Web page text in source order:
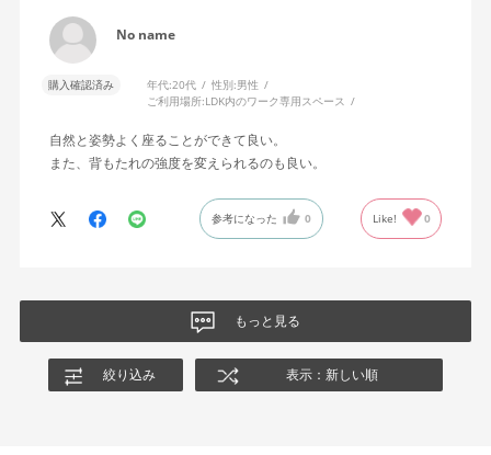
No name
購入確認済み 年代:20代 性別:男性
ご利用場所:LDK内のワーク専用スペース
自然と姿勢よく座ることができて良い。
また、背もたれの強度を変えられるのも良い。
参考になった 0 Like! 0
もっと見る
絞り込み 表示：新しい順